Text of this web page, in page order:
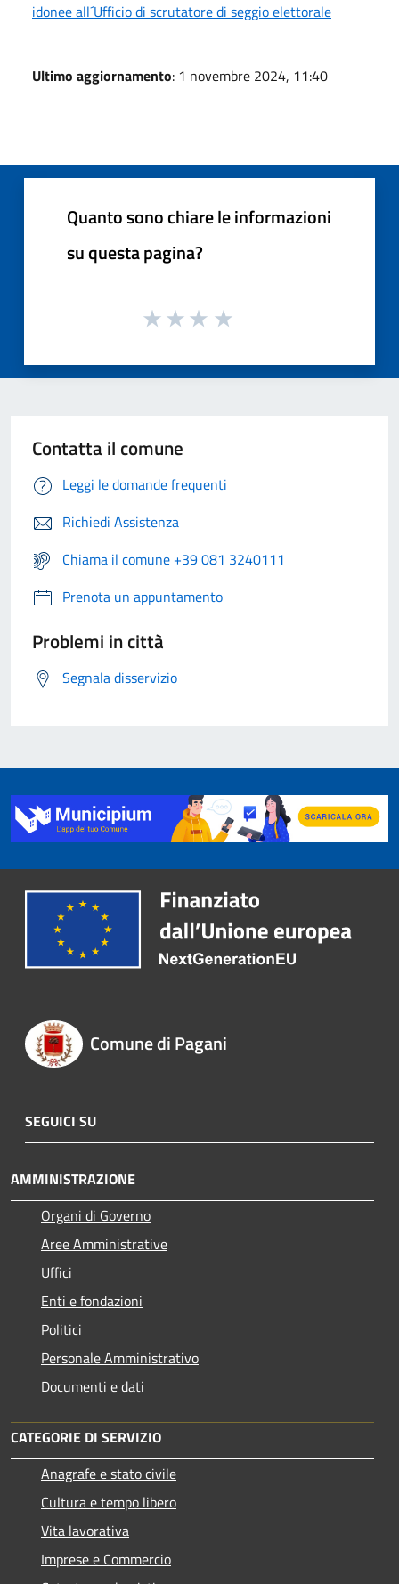
idonee all´Ufficio di scrutatore di seggio elettorale
Ultimo aggiornamento: 1 novembre 2024, 11:40
Quanto sono chiare le informazioni
su questa pagina?
Contatta il comune
Leggi le domande frequenti
Richiedi Assistenza
Chiama il comune +39 081 3240111
Prenota un appuntamento
Problemi in città
Segnala disservizio
Comune di Pagani
SEGUICI SU
AMMINISTRAZIONE
Organi di Governo
Aree Amministrative
Uffici
Enti e fondazioni
Politici
Personale Amministrativo
Documenti e dati
CATEGORIE DI SERVIZIO
Anagrafe e stato civile
Cultura e tempo libero
Vita lavorativa
Imprese e Commercio